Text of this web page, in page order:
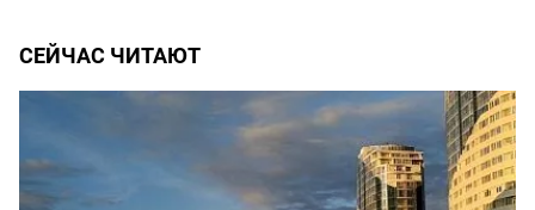
СЕЙЧАС ЧИТАЮТ